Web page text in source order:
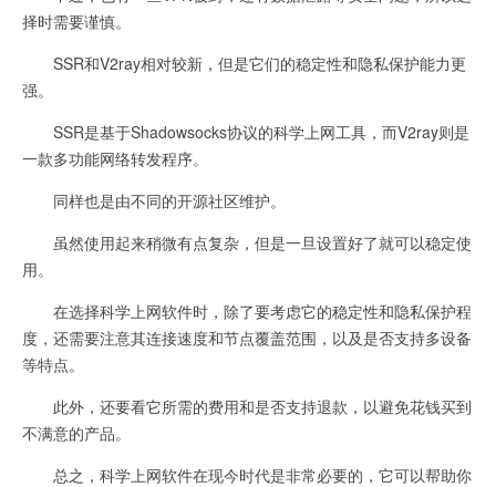
择时需要谨慎。
SSR和V2ray相对较新，但是它们的稳定性和隐私保护能力更
强。
SSR是基于Shadowsocks协议的科学上网工具，而V2ray则是
一款多功能网络转发程序。
同样也是由不同的开源社区维护。
虽然使用起来稍微有点复杂，但是一旦设置好了就可以稳定使
用。
在选择科学上网软件时，除了要考虑它的稳定性和隐私保护程
度，还需要注意其连接速度和节点覆盖范围，以及是否支持多设备
等特点。
此外，还要看它所需的费用和是否支持退款，以避免花钱买到
不满意的产品。
总之，科学上网软件在现今时代是非常必要的，它可以帮助你